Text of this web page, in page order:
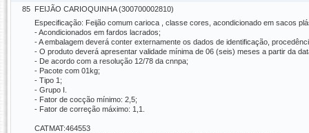
85 FEIJÃO CARIOQUINHA (300700002810)
Especificação: Feijão comum carioca , classe cores, acondicionado em sacos
- Acondicionados em fardos lacrados;
- A embalagem deverá conter externamente os dados de identificação,
- O produto deverá apresentar validade mínima de 06 (seis) meses a partir da
- De acordo com a resolução 12/78 da cnnpa;
- Pacote com 01kg;
- Tipo 1;
- Grupo I.
- Fator de cocção mínimo: 2,5;
- Fator de correção máximo: 1,1.
CATMAT:464553